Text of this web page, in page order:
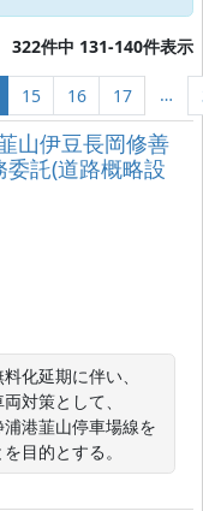
322件中 131-140件表示
15 16 17 …
山伊豆長岡修善
託(道路概略設
化延期に伴い、
対策として、
浦港韮山停車場線を
目的とする。